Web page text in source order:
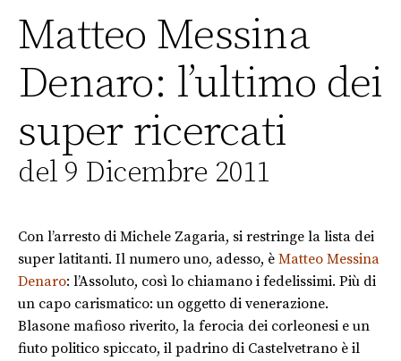
Matteo Messina
Denaro: l’ultimo dei
super ricercati
del 9 Dicembre 2011
Con l’arresto di Michele Zagaria, si restringe la lista dei
super latitanti. Il numero uno, adesso, è Matteo Messina
Denaro: l’Assoluto, così lo chiamano i fedelissimi. Più di
un capo carismatico: un oggetto di venerazione.
Blasone mafioso riverito, la ferocia dei corleonesi e un
fiuto politico spiccato, il padrino di Castelvetrano è il